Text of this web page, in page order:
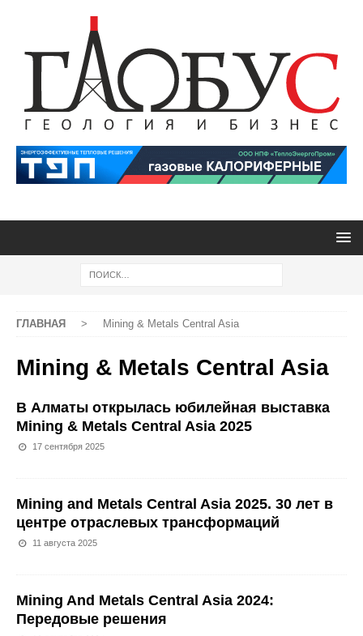
ГЛАВНАЯ > Mining & Metals Central Asia
Mining & Metals Central Asia
В Алматы открылась юбилейная выставка
Mining & Metals Central Asia 2025
17 сентября 2025
Mining and Metals Central Asia 2025. 30 лет в
центре отраслевых трансформаций
11 августа 2025
Mining And Metals Central Asia 2024:
Передовые решения